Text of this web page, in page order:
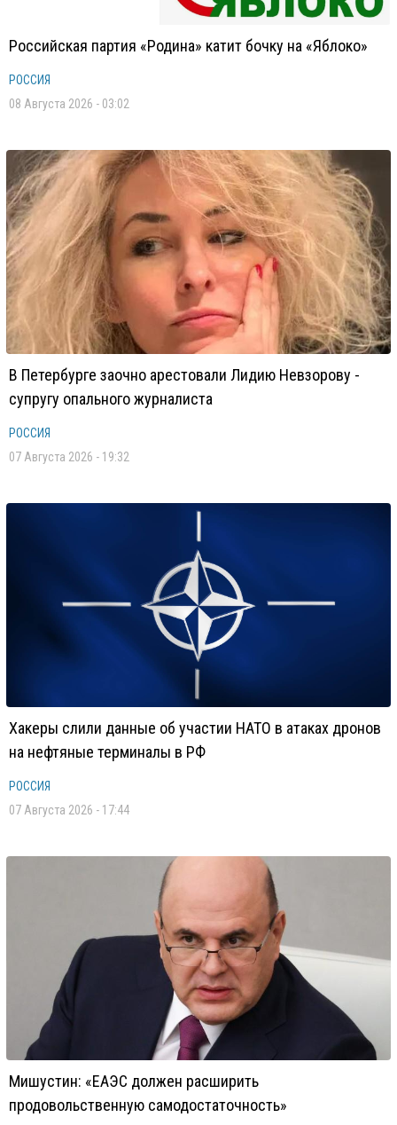
Российская партия «Родина» катит бочку на «Яблоко»
РОССИЯ
08 Августа 2026 - 03:02
В Петербурге заочно арестовали Лидию Невзорову -
супругу опального журналиста
РОССИЯ
07 Августа 2026 - 19:32
Хакеры слили данные об участии НАТО в атаках дронов
на нефтяные терминалы в РФ
РОССИЯ
07 Августа 2026 - 17:44
Мишустин: «ЕАЭС должен расширить
продовольственную самодостаточность»